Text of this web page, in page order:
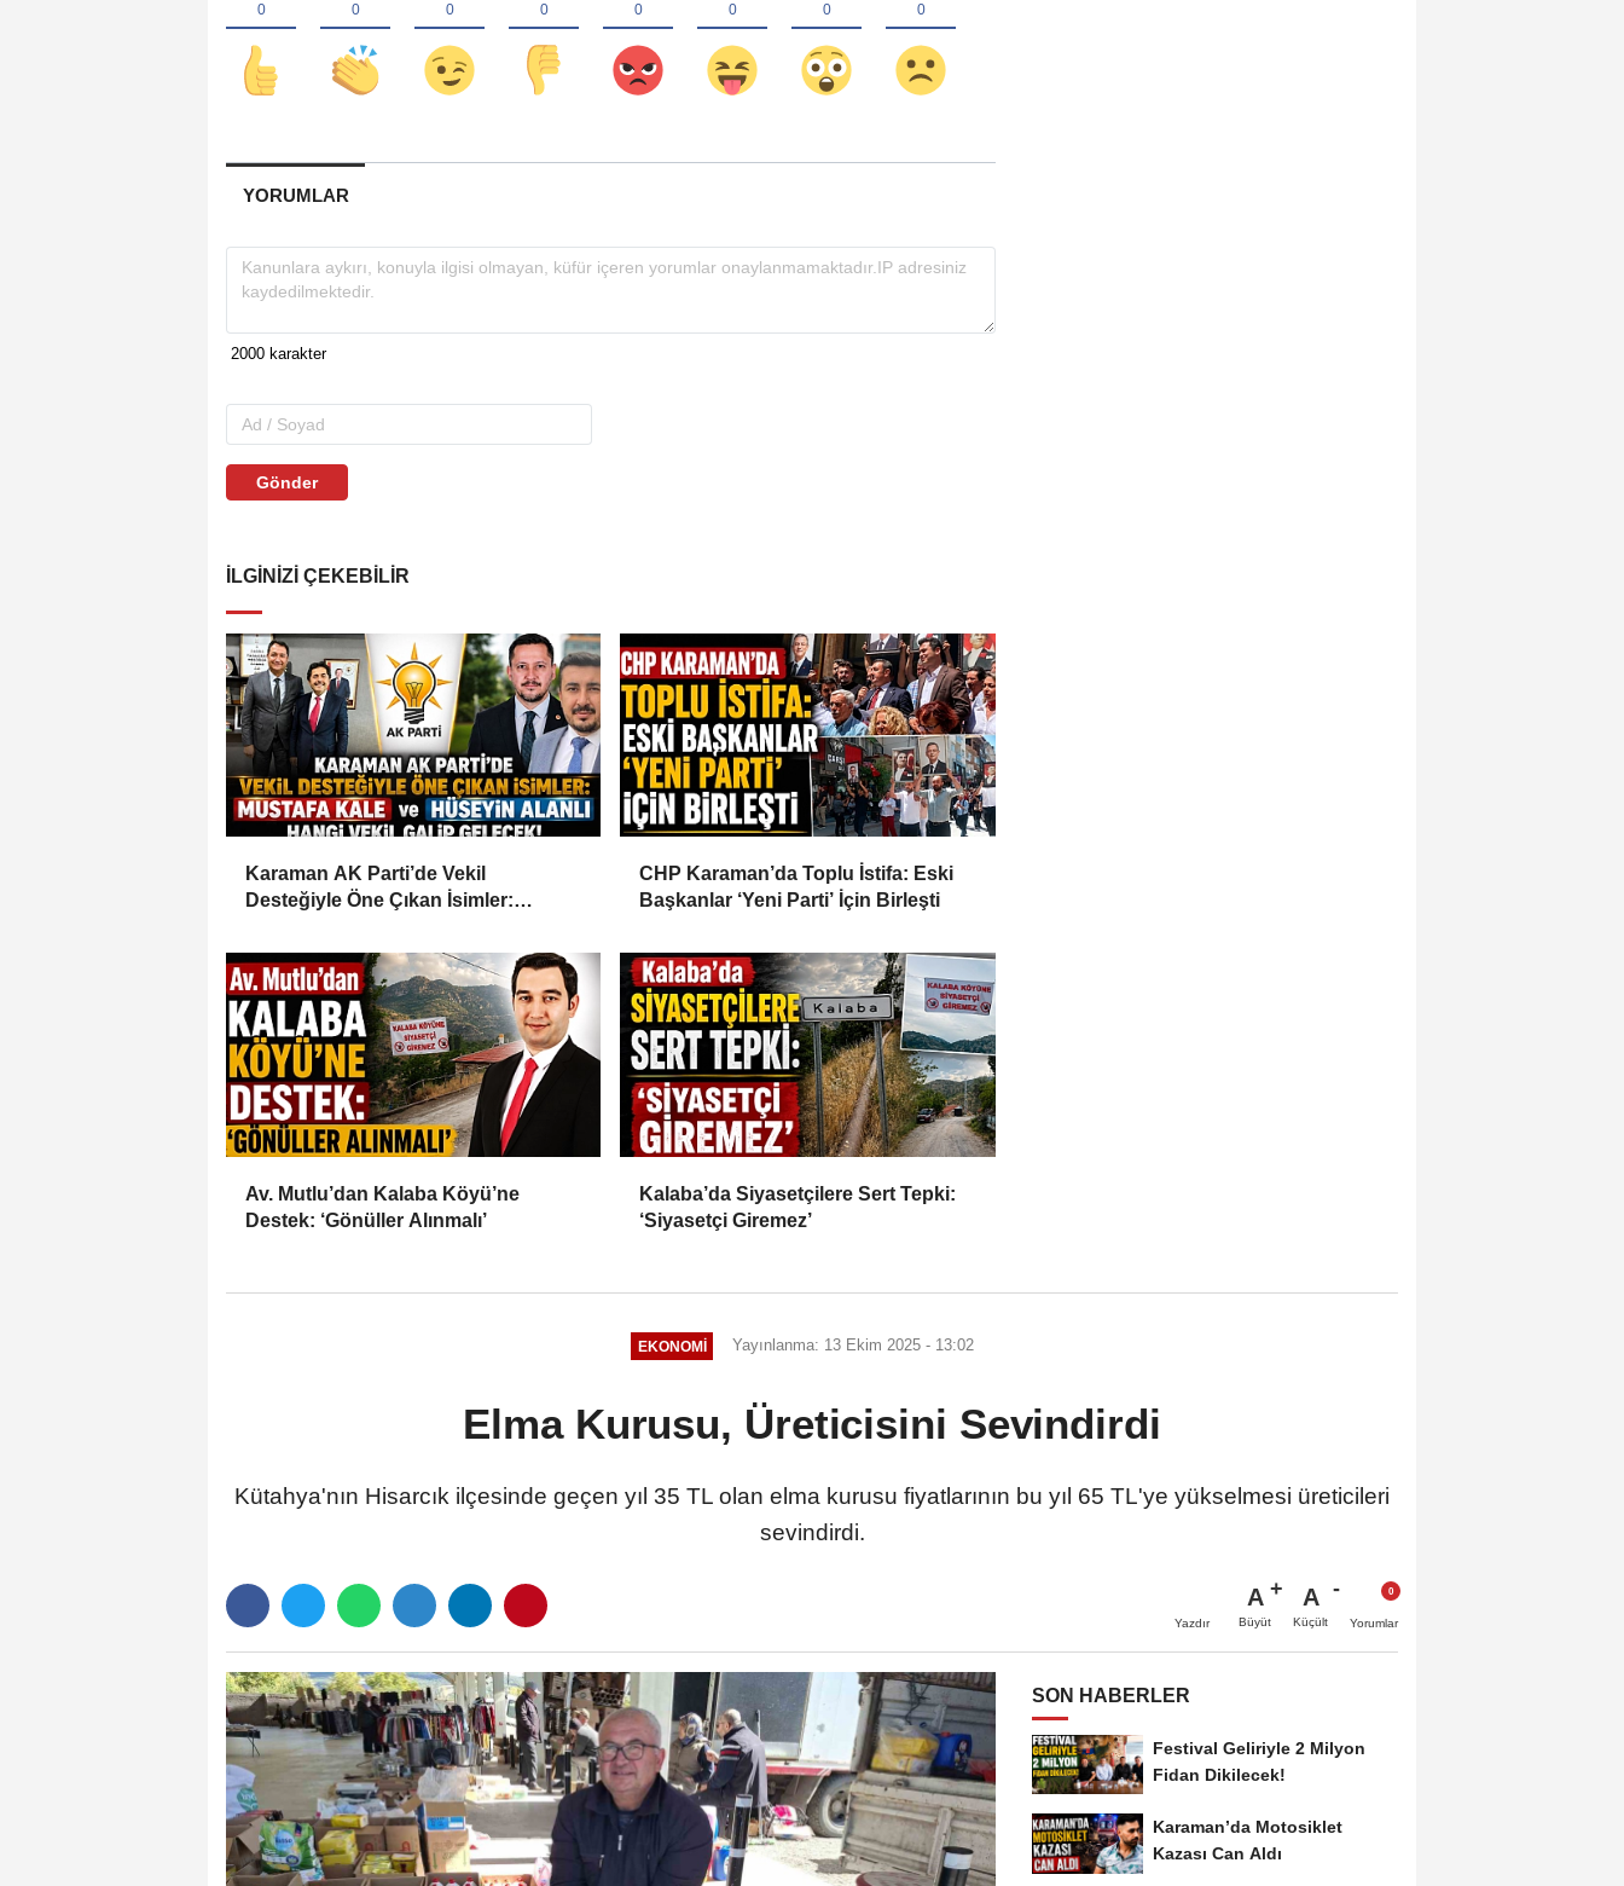
YORUMLAR
Gönder
İLGINIZI ÇEKEBILIR
Karaman AK Parti’de Vekil
Desteğiyle Öne Çıkan İsimler:
CHP Karaman’da Toplu İstifa: Eski
Başkanlar ‘Yeni Parti’ İçin Birleşti
Av. Mutlu’dan Kalaba Köyü’ne
Destek: ‘Gönüller Alınmalı’
Kalaba’da Siyasetçilere Sert Tepki:
‘Siyasetçi Giremez’
EKONOMI Yayınlanma: 13 Ekim 2025 - 13:02
Elma Kurusu, Üreticisini Sevindirdi
Kütahya'nın Hisarcık ilçesinde geçen yıl 35 TL olan elma kurusu fiyatlarının bu yıl 65 TL'ye yükselmesi üreticileri
sevindirdi.
Yazdır
A
Büyüt
A
Küçült Yorumlar
SON HABERLER
Festival Geliriyle 2 Milyon
Fidan Dikilecek!
Karaman’da Motosiklet
Kazası Can Aldı